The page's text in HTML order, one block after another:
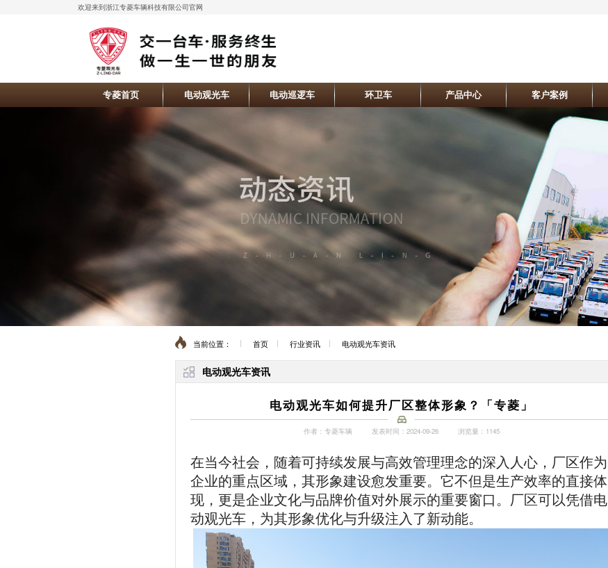
欢迎来到浙江专菱车辆科技有限公司官网
专菱首页 电动观光车 电动巡逻车 环卫车 产品中心 客户案例
当前位置： 首页 行业资讯 电动观光车资讯
电动观光车资讯
电动观光车如何提升厂区整体形象？「专菱」
作者：专菱车辆 发表时间：2024-09-26 浏览量：1145
在当今社会，随着可持续发展与高效管理理念的深入人心，厂区作为
企业的重点区域，其形象建设愈发重要。它不但是生产效率的直接体
现，更是企业文化与品牌价值对外展示的重要窗口。厂区可以凭借电
动观光车，为其形象优化与升级注入了新动能。